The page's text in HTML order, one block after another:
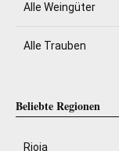
Alle Weingüter
Alle Trauben
Beliebte Regionen
Rioja